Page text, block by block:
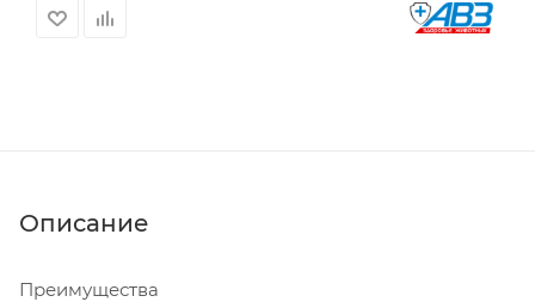
Описание
Преимущества